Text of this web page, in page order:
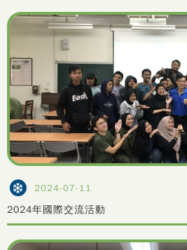
2024-07-11
2024年國際交流活動